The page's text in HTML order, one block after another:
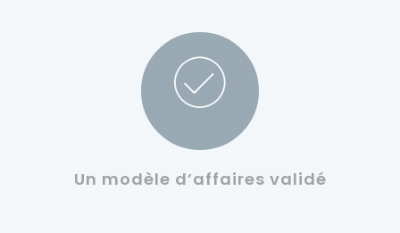
Un modèle d’affaires validé